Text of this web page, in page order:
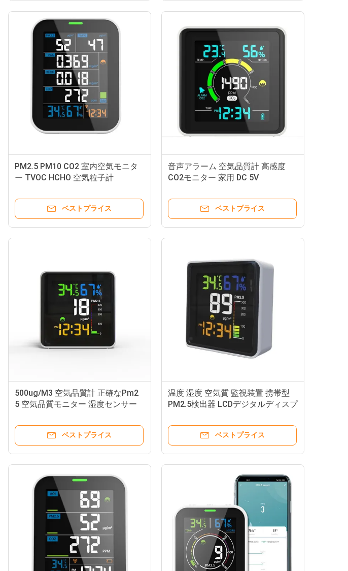
PM2.5 PM10 CO2 室内空気モニタ
ー TVOC HCHO 空気粒子計
ベストプライス
音声アラーム 空気品質計 高感度
CO2モニター 家用 DC 5V
ベストプライス
500ug/M3 空気品質計 正確なPm2
5 空気品質モニター 湿度センサー
ベストプライス
温度 湿度 空気質 監視装置 携帯型
PM2.5検出器 LCDデジタルディスプ
ベストプライス